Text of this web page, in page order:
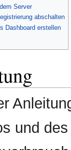
Server
abschalten
Dashboard erstellen
und